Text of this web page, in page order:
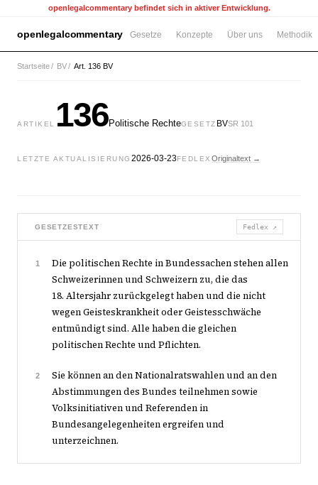
openlegalcommentary befindet sich in aktiver Entwicklung.
openlegalcommentary Gesetze Konzepte Über uns Methodik
Startseite/ BV/ Art. 136 BV
ARTIKEL 136Politische RechteGESETZ BVSR 101
LETZTE AKTUALISIERUNG 2026-03-23FEDLEX Originaltext →
GESETZESTEXT Fedlex ↗
1
Die politischen Rechte in Bundessachen stehen allen
Schweizerinnen und Schweizern zu, die das
18. Altersjahr zurückgelegt haben und die nicht
wegen Geisteskrankheit oder Geistesschwäche
entmündigt sind. Alle haben die gleichen
politischen Rechte und Pflichten.
2
Sie können an den Nationalratswahlen und an den
Abstimmungen des Bundes teilnehmen sowie
Volksinitiativen und Referenden in
Bundesangelegenheiten ergreifen und
unterzeichnen.